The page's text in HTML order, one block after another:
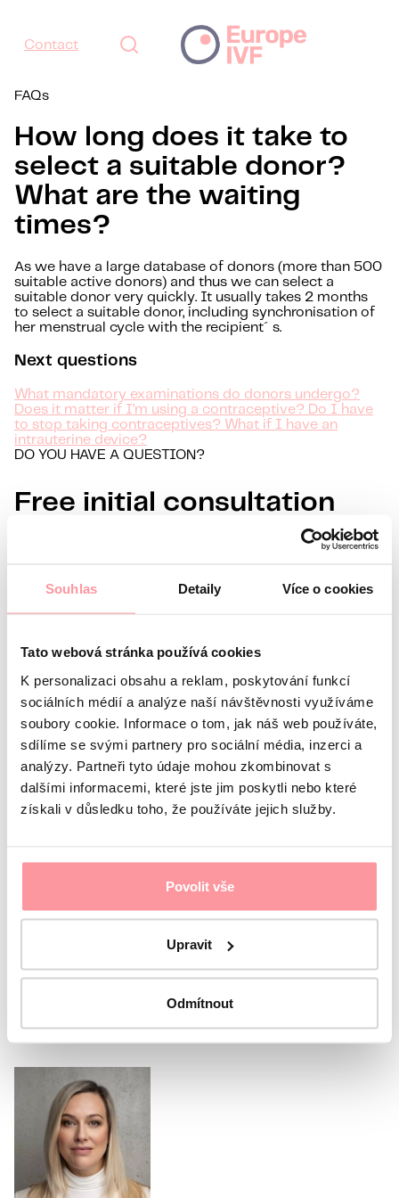
Souhlas Detaily Více o cookies
Tato webová stránka používá cookies
K personalizaci obsahu a reklam, poskytování funkcí
sociálních médií a analýze naší návštěvnosti využíváme
soubory cookie. Informace o tom, jak náš web používáte,
sdílíme se svými partnery pro sociální média, inzerci a
analýzy. Partneři tyto údaje mohou zkombinovat s
dalšími informacemi, které jste jim poskytli nebo které
získali v důsledku toho, že používáte jejich služby.
Povolit vše
Upravit
Odmítnout
Contact
FAQs
How long does it take to
select a suitable donor?
What are the waiting
times?
As we have a large database of donors (more than 500
suitable active donors) and thus we can select a
suitable donor very quickly. It usually takes 2 months
to select a suitable donor, including synchronisation of
her menstrual cycle with the recipient´s.
Next questions
What mandatory examinations do donors undergo?
Does it matter if I’m using a contraceptive? Do I have
to stop taking contraceptives? What if I have an
intrauterine device?
DO YOU HAVE A QUESTION?
Free initial consultation
Surname
Preferred language
Interest in
All communication is as discreet
as possible, don't be afraid to ask us anything
Privacy policy
I agree with thePrivacy Policy
The form cannot be
Or call our coordinator